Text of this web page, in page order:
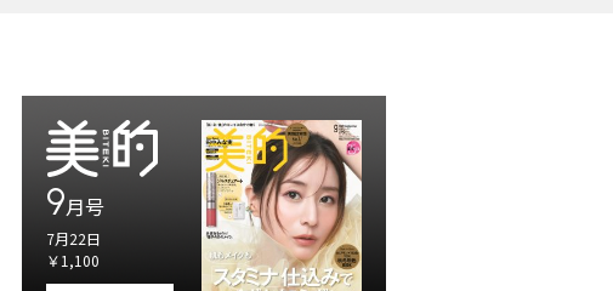
9月号
7月22日
￥1,100